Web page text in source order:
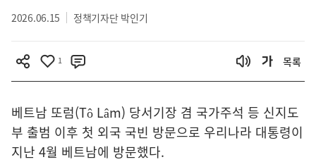
2026.06.15 정책기자단 박인기
1 목록
베트남 또럼(Tô Lâm) 당서기장 겸 국가주석 등 신지도
부 출범 이후 첫 외국 국빈 방문으로 우리나라 대통령이
지난 4월 베트남에 방문했다.